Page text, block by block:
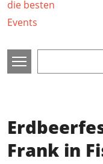
Frank in